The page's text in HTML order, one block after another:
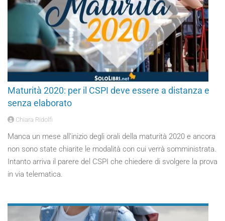
Maturità 2020: per il CSPI deve essere a distanza e
senza elaborato
Chiara Ridolfi
Manca un mese all’inizio degli orali della maturità 2020 e ancora
non sono state chiarite le modalità con cui verrà somministrata.
Intanto arriva il parere del CSPI che chiedere di svolgere la prova
in via telematica.